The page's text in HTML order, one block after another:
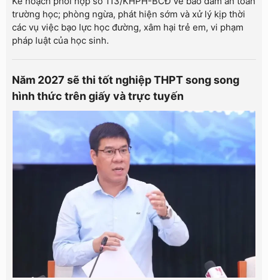
trường học; phòng ngừa, phát hiện sớm và xử lý kịp thời
các vụ việc bạo lực học đường, xâm hại trẻ em, vi phạm
pháp luật của học sinh.
Năm 2027 sẽ thi tốt nghiệp THPT song song
hình thức trên giấy và trực tuyến